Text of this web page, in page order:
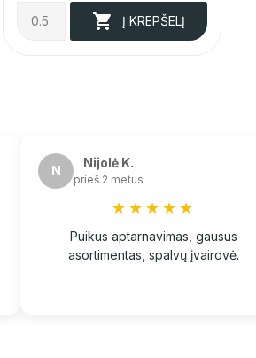
 Į KREPŠELĮ
N
Nijolė K.
prieš 2 metus
★★★★★
Puikus aptarnavimas, gausus
asortimentas, spalvų įvairovė.